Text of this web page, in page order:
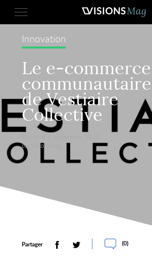
Innovation
Le e-commerce
communautaire
de Vestiaire
Collective
par VisionsMag.
Partager (0)